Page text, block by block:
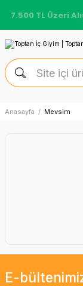
7.500 TL Üzeri
Anasayfa Mevsim
E-